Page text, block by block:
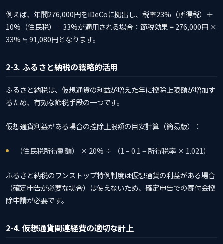
例えば、年間276,000円をiDeCoに拠出し、税率23%（所得税）＋
10%（住民税）＝33%が適用される場合：節税効果 = 276,000円 ×
33% ≒ 91,080円となります。
2-3. ふるさと納税の戦略的活用
ふるさと納税は、仮想通貨の利益が増えた年に控除上限額が増加す
るため、有効な節税手段の一つです。
仮想通貨利益がある場合の控除上限額の目安計算（簡易版）：
（住民税所得割額） × 20% ÷ （1 – 0.1 – 所得税率 × 1.021）
ふるさと納税のワンストップ特例制度は仮想通貨の利益がある場合
（確定申告が必要な場合）は使えないため、確定申告での寄付金控
除申請が必要です。
2-4. 仮想通貨関連経費の適切な計上